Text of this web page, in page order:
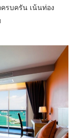
รบครัน เน้นท่อง